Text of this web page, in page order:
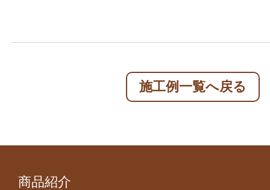
施工例一覧へ戻る
商品紹介